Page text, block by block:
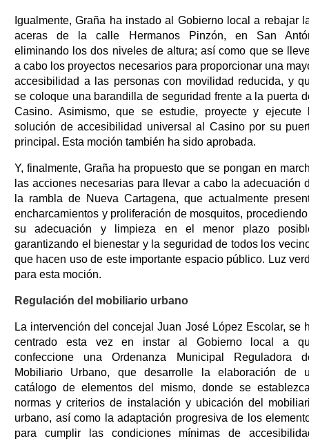
Igualmente, Graña ha instado al Gobierno local a rebajar
aceras de la calle Hermanos Pinzón, en San
eliminando los dos niveles de altura; así como que se
a cabo los proyectos necesarios para proporcionar una
accesibilidad a las personas con movilidad reducida, y
se coloque una barandilla de seguridad frente a la puerta
Casino. Asimismo, que se estudie, proyecte y ejecute
solución de accesibilidad universal al Casino por su
principal. Esta moción también ha sido aprobada.
Y, finalmente, Graña ha propuesto que se pongan en
las acciones necesarias para llevar a cabo la adecuación
la rambla de Nueva Cartagena, que actualmente
encharcamientos y proliferación de mosquitos,
su adecuación y limpieza en el menor plazo
garantizando el bienestar y la seguridad de todos los
que hacen uso de este importante espacio público. Luz
para esta moción.
Regulación del mobiliario urbano
La intervención del concejal Juan José López Escolar, se
centrado esta vez en instar al Gobierno local a
confeccione una Ordenanza Municipal Reguladora
Mobiliario Urbano, que desarrolle la elaboración de
catálogo de elementos del mismo, donde se
normas y criterios de instalación y ubicación del
urbano, así como la adaptación progresiva de los
para cumplir las condiciones mínimas de